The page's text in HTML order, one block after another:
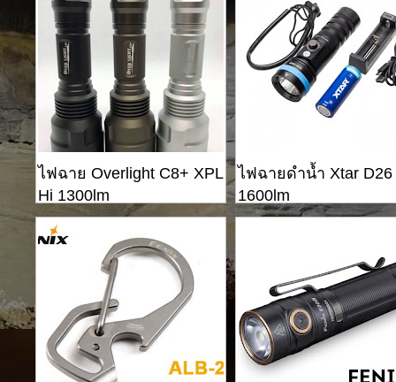
ไฟฉาย Overlight C8+ XPL
Hi 1300lm
ไฟฉายดำน้ำ Xtar D26
1600lm